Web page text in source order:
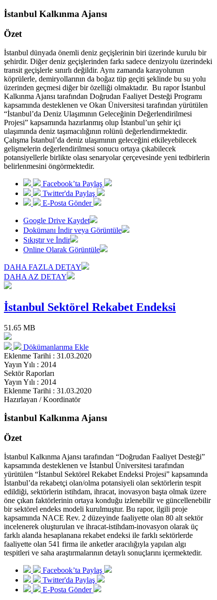
İstanbul Kalkınma Ajansı
Özet
İstanbul dünyada önemli deniz geçişlerinin biri üzerinde kurulu bir
şehirdir. Diğer deniz geçişlerinden farkı sadece denizyolu üzerindeki
transit geçişlerle sınırlı değildir. Aynı zamanda karayolunun
köprülerle, demiryollarının da boğaz tüp geçiti şeklinde bu su yolu
üzerinden geçmesi diğer bir özelliği olmaktadır. Bu rapor İstanbul
Kalkınma Ajansı tarafından Doğrudan Faaliyet Desteği Programı
kapsamında desteklenen ve Okan Üniversitesi tarafından yürütülen
“İstanbul’da Deniz Ulaşımının Geleceğinin Değerlendirilmesi
Projesi” kapsamında hazırlanmış olup İstanbul’un şehir içi
ulaşımında deniz taşımacılığının rolünü değerlendirmektedir.
Çalışma İstanbul’da deniz ulaşımının geleceğini etkileyebilecek
gelişmelerin değerlendirilmesi sonucu ortaya çıkabilecek
potansiyellerle birlikte olası senaryolar çerçevesinde yeni tedbirlerin
belirlenmesini öngörmektedir.
Facebook’ta Paylaş
Twitter'da Paylaş
E-Posta Gönder
Google Drive Kaydet
Dokümanı İndir veya Görüntüle
Sıkıştır ve İndir
Online Olarak Görüntüle
DAHA FAZLA DETAY
DAHA AZ DETAY
İstanbul Sektörel Rekabet Endeksi
51.65 MB
Dökümanlarıma Ekle
Eklenme Tarihi : 31.03.2020
Yayın Yılı : 2014
Sektör Raporları
Yayın Yılı : 2014
Eklenme Tarihi : 31.03.2020
Hazırlayan / Koordinatör
İstanbul Kalkınma Ajansı
Özet
İstanbul Kalkınma Ajansı tarafından “Doğrudan Faaliyet Desteği”
kapsamında desteklenen ve İstanbul Üniversitesi tarafından
yürütülen “İstanbul Sektörel Rekabet Endeksi Projesi” kapsamında
İstanbul’da rekabetçi olan/olma potansiyeli olan sektörlerin tespit
edildiği, sektörlerin istihdam, ihracat, inovasyon başta olmak üzere
öne çıkan faktörlerinin ortaya konduğu izlenebilir ve güncellenebilir
bir sektörel endeks modeli kurulmuştur. Bu rapor, ilgili proje
kapsamında NACE Rev. 2 düzeyinde faaliyette olan 80 alt sektör
incelenerek oluşturulan ve ihracat-istihdam-inovasyon olarak üç
farklı alanda hesaplanana rekabet endeksi ile farklı sektörlerde
faaliyette olan 541 firma ile anketler aracılığıyla yapılan algı
tespitleri ve saha araştırmalarının detaylı sonuçlarını içermektedir.
Facebook’ta Paylaş
Twitter'da Paylaş
E-Posta Gönder